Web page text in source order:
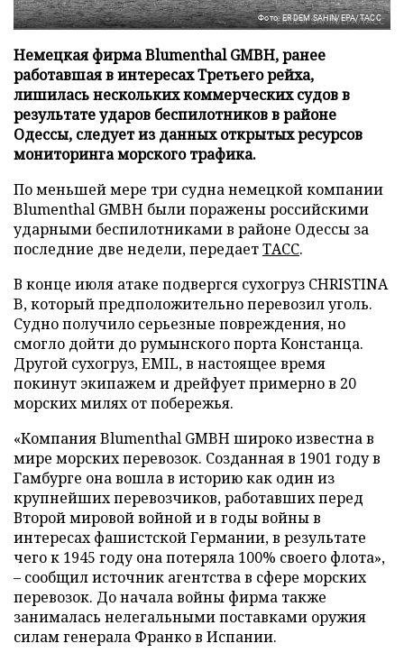
Фото: ERDEM SAHIN/EPA/ТАСС
Немецкая фирма Blumenthal GMBH, ранее
работавшая в интересах Третьего рейха,
лишилась нескольких коммерческих судов в
результате ударов беспилотников в районе
Одессы, следует из данных открытых ресурсов
мониторинга морского трафика.
По меньшей мере три судна немецкой компании
Blumenthal GMBH были поражены российскими
ударными беспилотниками в районе Одессы за
последние две недели, передаетТАСС.
В конце июля атаке подвергся сухогруз CHRISTINA
B, который предположительно перевозил уголь.
Судно получило серьезные повреждения, но
смогло дойти до румынского порта Констанца.
Другой сухогруз, EMIL, в настоящее время
покинут экипажем и дрейфует примерно в 20
морских милях от побережья.
«Компания Blumenthal GMBH широко известна в
мире морских перевозок. Созданная в 1901 году в
Гамбурге она вошла в историю как один из
крупнейших перевозчиков, работавших перед
Второй мировой войной и в годы войны в
интересах фашистской Германии, в результате
чего к 1945 году она потеряла 100% своего флота»,
– сообщил источник агентства в сфере морских
перевозок. До начала войны фирма также
занималась нелегальными поставками оружия
силам генерала Франко в Испании.